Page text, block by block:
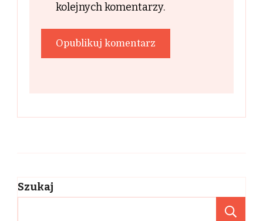
kolejnych komentarzy.
Szukaj